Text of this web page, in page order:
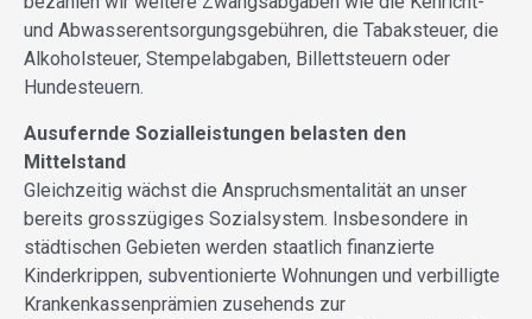
und Abwasserentsorgungsgebühren, die Tabaksteuer, die
Alkoholsteuer, Stempelabgaben, Billettsteuern oder
Hundesteuern.
Ausufernde Sozialleistungen belasten den
Mittelstand
Gleichzeitig wächst die Anspruchs­mentalität an unser
bereits grosszügiges Sozialsystem. Insbesondere in
städt­ischen Gebieten werden staatlich finanzierte
Kinderkrippen, subventionierte Wohnungen und verbilligte
Krankenkassenprämien zusehends zur